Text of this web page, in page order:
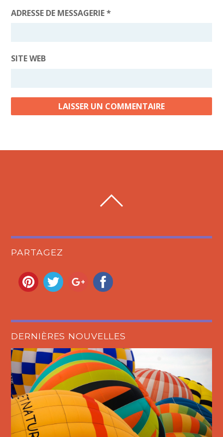
ADRESSE DE MESSAGERIE*
SITE WEB
PARTAGEZ
DERNIÈRES NOUVELLES